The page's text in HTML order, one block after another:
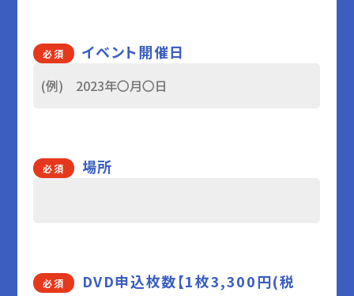
必須 イベント開催日
必須 場所
必須
DVD申込枚数【1枚3,300円(税